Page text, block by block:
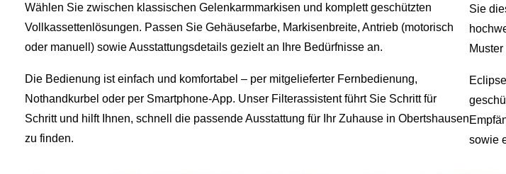
Wählen Sie zwischen klassischen Gelenkarmmarkisen und komplett geschützten
Vollkassettenlösungen. Passen Sie Gehäusefarbe, Markisenbreite, Antrieb (motorisch
oder manuell) sowie Ausstattungsdetails gezielt an Ihre Bedürfnisse an.
Die Bedienung ist einfach und komfortabel – per mitgelieferter Fernbedienung,
Nothandkurbel oder per Smartphone-App. Unser Filterassistent führt Sie Schritt für
Schritt und hilft Ihnen, schnell die passende Ausstattung für Ihr Zuhause in Obertshausen
zu finden.
Sie
sowie